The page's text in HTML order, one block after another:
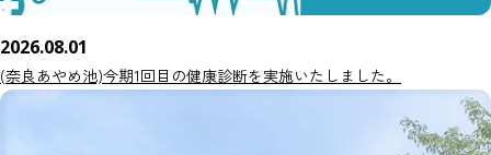
2026.08.01
(奈良あやめ池)今期1回目の健康診断を実施いたしました。